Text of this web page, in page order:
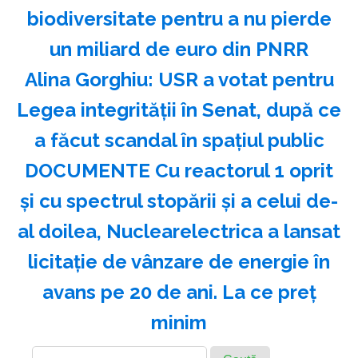
biodiversitate pentru a nu pierde
un miliard de euro din PNRR
Alina Gorghiu: USR a votat pentru
Legea integrităţii în Senat, după ce
a făcut scandal în spaţiul public
DOCUMENTE Cu reactorul 1 oprit
și cu spectrul stopării și a celui de-
al doilea, Nuclearelectrica a lansat
licitație de vânzare de energie în
avans pe 20 de ani. La ce preț
minim